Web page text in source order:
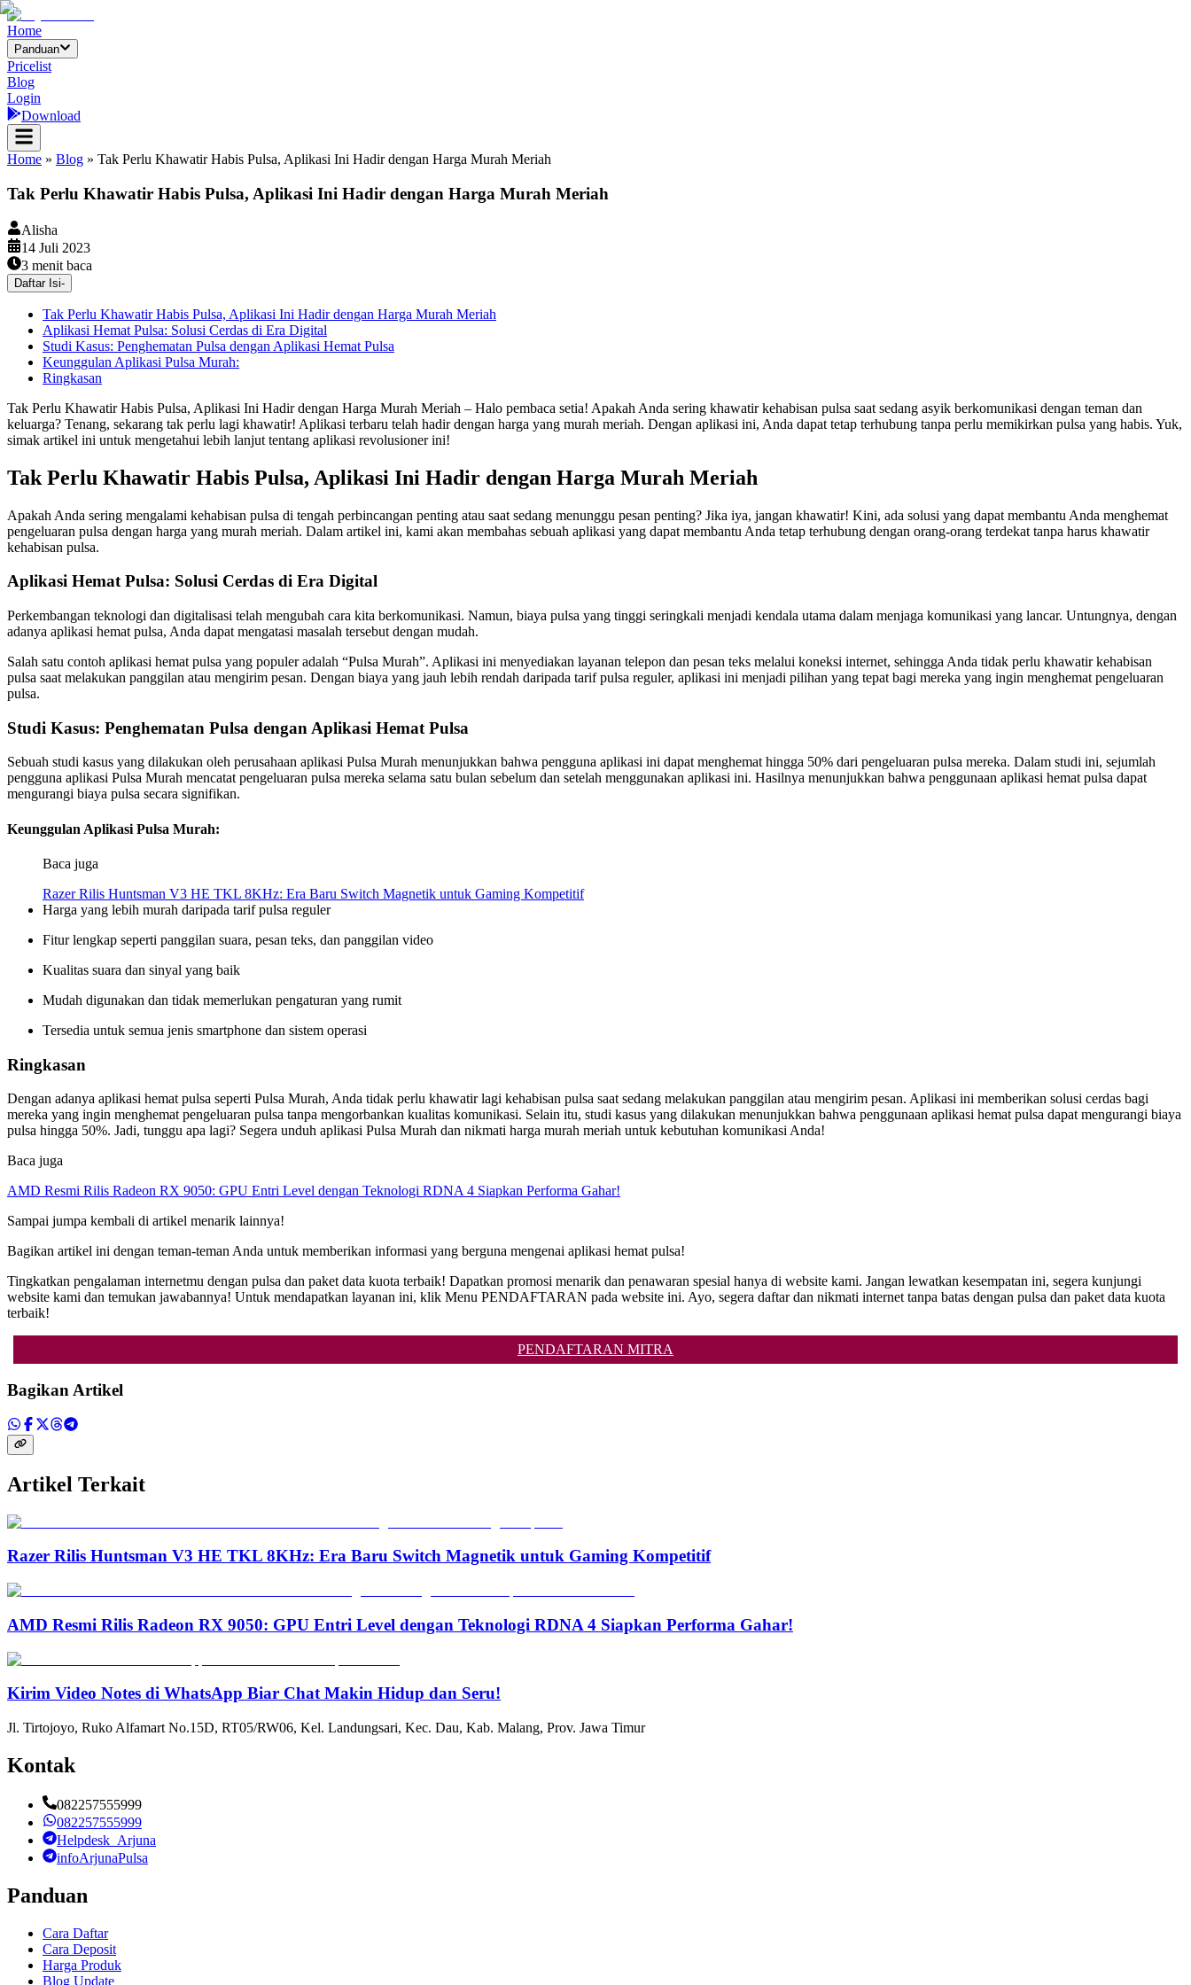
Home
Panduan
Pricelist
Blog
Login
Download
Home » Blog » Tak Perlu Khawatir Habis Pulsa, Aplikasi Ini Hadir dengan Harga Murah Meriah
Tak Perlu Khawatir Habis Pulsa, Aplikasi Ini Hadir dengan Harga Murah Meriah
Alisha
14 Juli 2023
3 menit baca
Daftar Isi-
Tak Perlu Khawatir Habis Pulsa, Aplikasi Ini Hadir dengan Harga Murah Meriah
Aplikasi Hemat Pulsa: Solusi Cerdas di Era Digital
Studi Kasus: Penghematan Pulsa dengan Aplikasi Hemat Pulsa
Keunggulan Aplikasi Pulsa Murah:
Ringkasan
Tak Perlu Khawatir Habis Pulsa, Aplikasi Ini Hadir dengan Harga Murah Meriah – Halo pembaca setia! Apakah Anda sering khawatir kehabisan pulsa saat sedang asyik berkomunikasi dengan teman dan
keluarga? Tenang, sekarang tak perlu lagi khawatir! Aplikasi terbaru telah hadir dengan harga yang murah meriah. Dengan aplikasi ini, Anda dapat tetap terhubung tanpa perlu memikirkan pulsa yang habis. Yuk,
simak artikel ini untuk mengetahui lebih lanjut tentang aplikasi revolusioner ini!
Tak Perlu Khawatir Habis Pulsa, Aplikasi Ini Hadir dengan Harga Murah Meriah
Apakah Anda sering mengalami kehabisan pulsa di tengah perbincangan penting atau saat sedang menunggu pesan penting? Jika iya, jangan khawatir! Kini, ada solusi yang dapat membantu Anda menghemat
pengeluaran pulsa dengan harga yang murah meriah. Dalam artikel ini, kami akan membahas sebuah aplikasi yang dapat membantu Anda tetap terhubung dengan orang-orang terdekat tanpa harus khawatir
kehabisan pulsa.
Aplikasi Hemat Pulsa: Solusi Cerdas di Era Digital
Perkembangan teknologi dan digitalisasi telah mengubah cara kita berkomunikasi. Namun, biaya pulsa yang tinggi seringkali menjadi kendala utama dalam menjaga komunikasi yang lancar. Untungnya, dengan
adanya aplikasi hemat pulsa, Anda dapat mengatasi masalah tersebut dengan mudah.
Salah satu contoh aplikasi hemat pulsa yang populer adalah “Pulsa Murah”. Aplikasi ini menyediakan layanan telepon dan pesan teks melalui koneksi internet, sehingga Anda tidak perlu khawatir kehabisan
pulsa saat melakukan panggilan atau mengirim pesan. Dengan biaya yang jauh lebih rendah daripada tarif pulsa reguler, aplikasi ini menjadi pilihan yang tepat bagi mereka yang ingin menghemat pengeluaran
pulsa.
Studi Kasus: Penghematan Pulsa dengan Aplikasi Hemat Pulsa
Sebuah studi kasus yang dilakukan oleh perusahaan aplikasi Pulsa Murah menunjukkan bahwa pengguna aplikasi ini dapat menghemat hingga 50% dari pengeluaran pulsa mereka. Dalam studi ini, sejumlah
pengguna aplikasi Pulsa Murah mencatat pengeluaran pulsa mereka selama satu bulan sebelum dan setelah menggunakan aplikasi ini. Hasilnya menunjukkan bahwa penggunaan aplikasi hemat pulsa dapat
mengurangi biaya pulsa secara signifikan.
Keunggulan Aplikasi Pulsa Murah:
Baca juga
Razer Rilis Huntsman V3 HE TKL 8KHz: Era Baru Switch Magnetik untuk Gaming Kompetitif
Harga yang lebih murah daripada tarif pulsa reguler
Fitur lengkap seperti panggilan suara, pesan teks, dan panggilan video
Kualitas suara dan sinyal yang baik
Mudah digunakan dan tidak memerlukan pengaturan yang rumit
Tersedia untuk semua jenis smartphone dan sistem operasi
Ringkasan
Dengan adanya aplikasi hemat pulsa seperti Pulsa Murah, Anda tidak perlu khawatir lagi kehabisan pulsa saat sedang melakukan panggilan atau mengirim pesan. Aplikasi ini memberikan solusi cerdas bagi
mereka yang ingin menghemat pengeluaran pulsa tanpa mengorbankan kualitas komunikasi. Selain itu, studi kasus yang dilakukan menunjukkan bahwa penggunaan aplikasi hemat pulsa dapat mengurangi biaya
pulsa hingga 50%. Jadi, tunggu apa lagi? Segera unduh aplikasi Pulsa Murah dan nikmati harga murah meriah untuk kebutuhan komunikasi Anda!
Baca juga
AMD Resmi Rilis Radeon RX 9050: GPU Entri Level dengan Teknologi RDNA 4 Siapkan Performa Gahar!
Sampai jumpa kembali di artikel menarik lainnya!
Bagikan artikel ini dengan teman-teman Anda untuk memberikan informasi yang berguna mengenai aplikasi hemat pulsa!
Tingkatkan pengalaman internetmu dengan pulsa dan paket data kuota terbaik! Dapatkan promosi menarik dan penawaran spesial hanya di website kami. Jangan lewatkan kesempatan ini, segera kunjungi
website kami dan temukan jawabannya! Untuk mendapatkan layanan ini, klik Menu PENDAFTARAN pada website ini. Ayo, segera daftar dan nikmati internet tanpa batas dengan pulsa dan paket data kuota
terbaik!
PENDAFTARAN MITRA
Bagikan Artikel
Artikel Terkait
Razer Rilis Huntsman V3 HE TKL 8KHz: Era Baru Switch Magnetik untuk Gaming Kompetitif
AMD Resmi Rilis Radeon RX 9050: GPU Entri Level dengan Teknologi RDNA 4 Siapkan Performa Gahar!
Kirim Video Notes di WhatsApp Biar Chat Makin Hidup dan Seru!
Jl. Tirtojoyo, Ruko Alfamart No.15D, RT05/RW06, Kel. Landungsari, Kec. Dau, Kab. Malang, Prov. Jawa Timur
Kontak
082257555999
082257555999
Helpdesk_Arjuna
infoArjunaPulsa
Panduan
Cara Daftar
Cara Deposit
Harga Produk
Blog Update